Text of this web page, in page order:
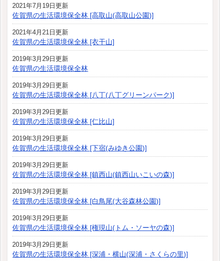
2021年7月19日更新
佐賀県の生活環境保全林 [高取山(高取山公園)]
2021年4月21日更新
佐賀県の生活環境保全林 [衣干山]
2019年3月29日更新
佐賀県の生活環境保全林
2019年3月29日更新
佐賀県の生活環境保全林 [八丁(八丁グリーンパーク)]
2019年3月29日更新
佐賀県の生活環境保全林 [仁比山]
2019年3月29日更新
佐賀県の生活環境保全林 [下宿(みゆき公園)]
2019年3月29日更新
佐賀県の生活環境保全林 [鎮西山(鎮西山いこいの森)]
2019年3月29日更新
佐賀県の生活環境保全林 [白鳥尾(大谷森林公園)]
2019年3月29日更新
佐賀県の生活環境保全林 [権現山(トム・ソーヤの森)]
2019年3月29日更新
佐賀県の生活環境保全林 [深浦・横山(深浦・さくらの里)]